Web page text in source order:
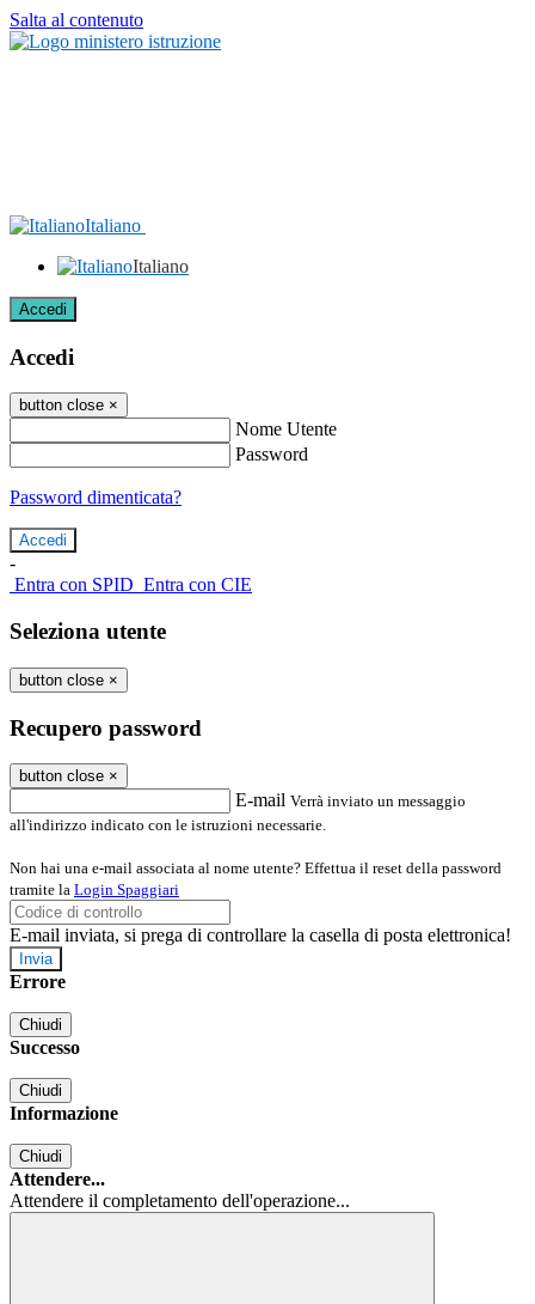
Salta al contenuto
Italiano
Italiano
Accedi
Accedi
button close ×
Nome Utente
Password
Password dimenticata?
-
Entra con SPID Entra con CIE
Seleziona utente
button close ×
Recupero password
button close ×
E-mail Verrà inviato un messaggio
all'indirizzo indicato con le istruzioni necessarie.
Non hai una e-mail associata al nome utente? Effettua il reset della password
tramite la Login Spaggiari
E-mail inviata, si prega di controllare la casella di posta elettronica!
Errore
Chiudi
Successo
Chiudi
Informazione
Chiudi
Attendere...
Attendere il completamento dell'operazione...